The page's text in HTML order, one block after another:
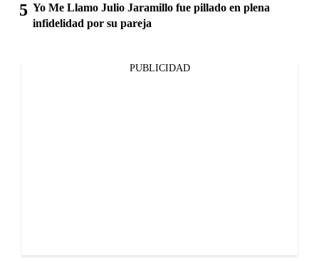
Yo Me Llamo Julio Jaramillo fue pillado en plena
infidelidad por su pareja
PUBLICIDAD